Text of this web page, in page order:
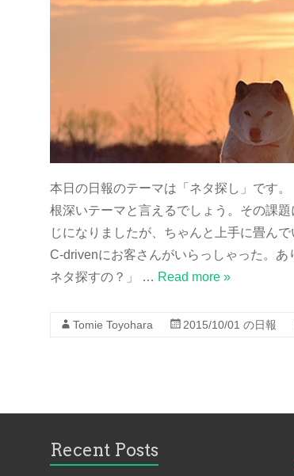
本日の日報のテーマは「ネタ探し」です
根深いテーマと言えるでしょう。その課
じになりましたが、ちゃんと上手に畳ん
C-drivenにお客さんがいらっしゃった。
ネタ探すの？」 … Read more »
Tomie Toyohara 2015/10/01 の日報
Recent Posts